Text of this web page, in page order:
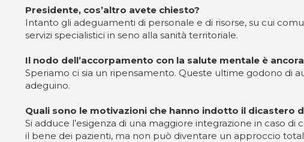
Presidente, cos’altro avete chiesto?
Intanto gli adeguamenti di personale e di risorse, su cui
servizi specialistici in seno alla sanità territoriale.
Il nodo dell’accorpamento con la salute mentale è
Speriamo ci sia un ripensamento. Queste ultime godono di
adeguino.
Quali sono le motivazioni che hanno indotto il dicastero
Si adduce l’esigenza di una maggiore integrazione in caso
il bene dei pazienti, ma non può diventare un approccio